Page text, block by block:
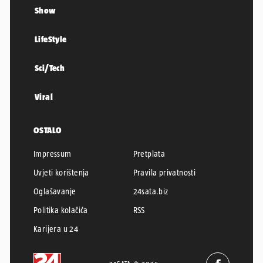
Show
LifeStyle
Sci/Tech
Viral
OSTALO
Impressum
Pretplata
Uvjeti korištenja
Pravila privatnosti
Oglašavanje
24sata.biz
Politika kolačića
RSS
Karijera u 24